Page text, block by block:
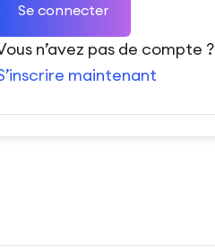
Se connecter
n’avez pas de compte ?
maintenant